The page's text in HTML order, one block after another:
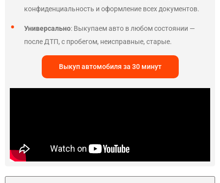
конфиденциальность и оформление всех документов.
Универсально: Выкупаем авто в любом состоянии —
после ДТП, с пробегом, неисправные, старые.
Выкуп автомобиля за 30 минут